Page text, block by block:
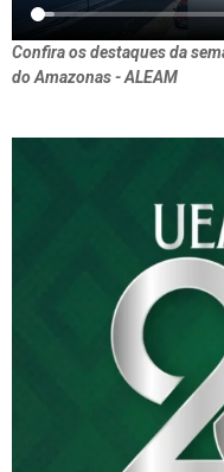
Confira os destaques da
do Amazonas - ALEAM